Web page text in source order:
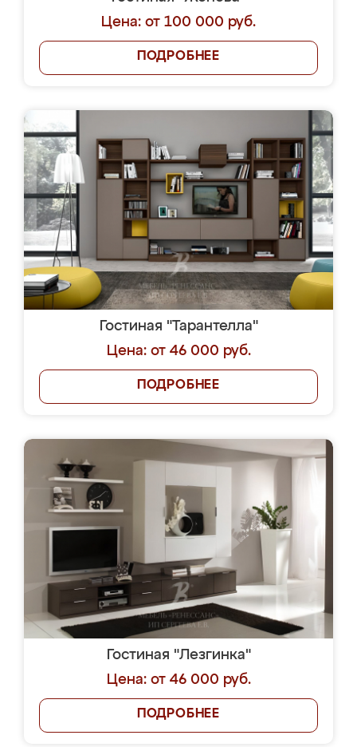
Цена: от 100 000 руб.
ПОДРОБНЕЕ
Гостиная "Тарантелла"
Цена: от 46 000 руб.
ПОДРОБНЕЕ
Гостиная "Лезгинка"
Цена: от 46 000 руб.
ПОДРОБНЕЕ